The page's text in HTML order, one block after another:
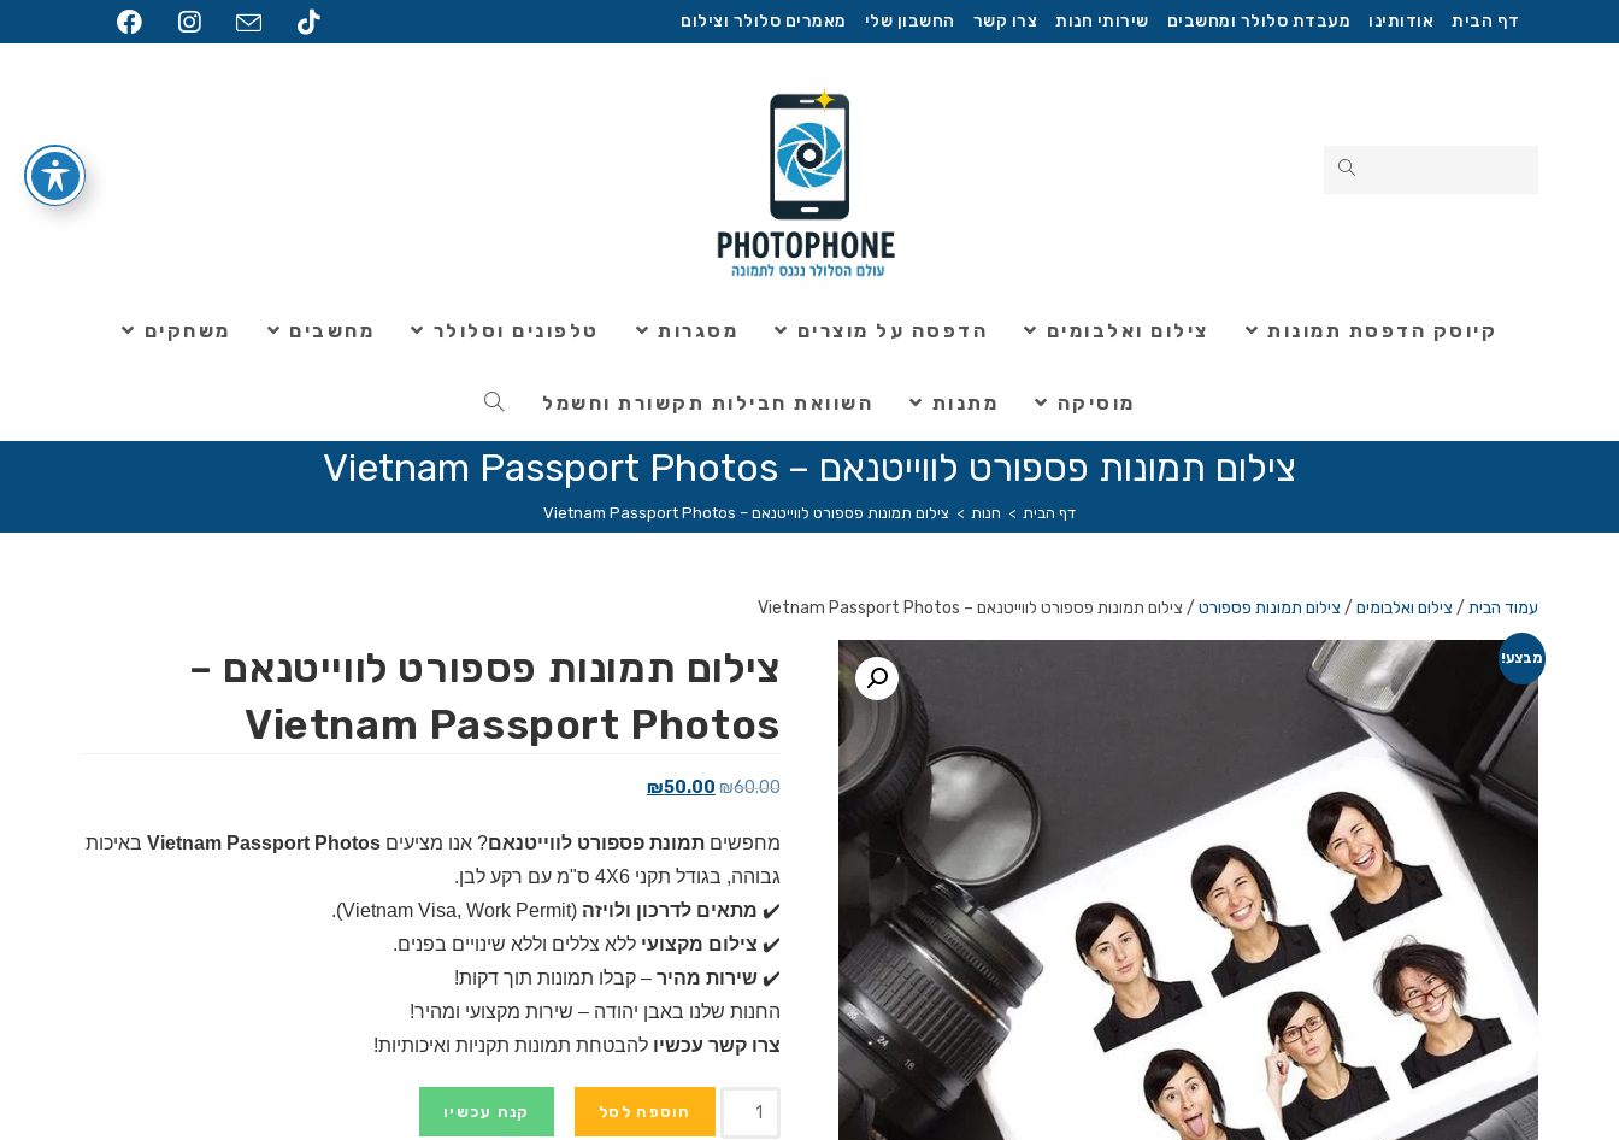
to
דף הבית אודותינו מעבדת סלולר ומחשבים שירותי חנות צרו קשר החשבון שלי מאמרים סלולר וצילום
קיוסק הדפסת תמונות צילום ואלבומים הדפסה על מוצרים מסגרות טלפונים וסלולר מחשבים משחקים
מוסיקה מתנות השוואת חבילות תקשורת וחשמל
צילום תמונות פספורט לווייטנאם – Vietnam Passport Photos
דף הבית > חנות > צילום תמונות פספורט לווייטנאם – Vietnam Passport Photos
עמוד הבית / צילום ואלבומים / צילום תמונות פספורט / צילום תמונות פספורט לווייטנאם – Vietnam Passport Photos
מבצע!
צילום תמונות פספורט לווייטנאם –
Vietnam Passport Photos
₪60.00
המחיר
היה:
₪60.00.
₪50.00
המחיר
הוא:
₪50.00.
מחפשיםתמונת פספורט לווייטנאם? אנו מציעיםVietnam Passport Photos באיכות
גבוהה, בגודל תקני 4X6 ס"מ עם רקע לבן.
✔️ מתאים לדרכון ולויזה (Vietnam Visa, Work Permit).
✔️ צילום מקצועי ללא צללים וללא שינויים בפנים.
✔️שירות מהיר – קבלו תמונות תוך דקות!
החנות שלנו באבן יהודה – שירות מקצועי ומהיר!
צרו קשר עכשיו להבטחת תמונות תקניות ואיכותיות!
כמות
הוספה לסל קנה עכשיו